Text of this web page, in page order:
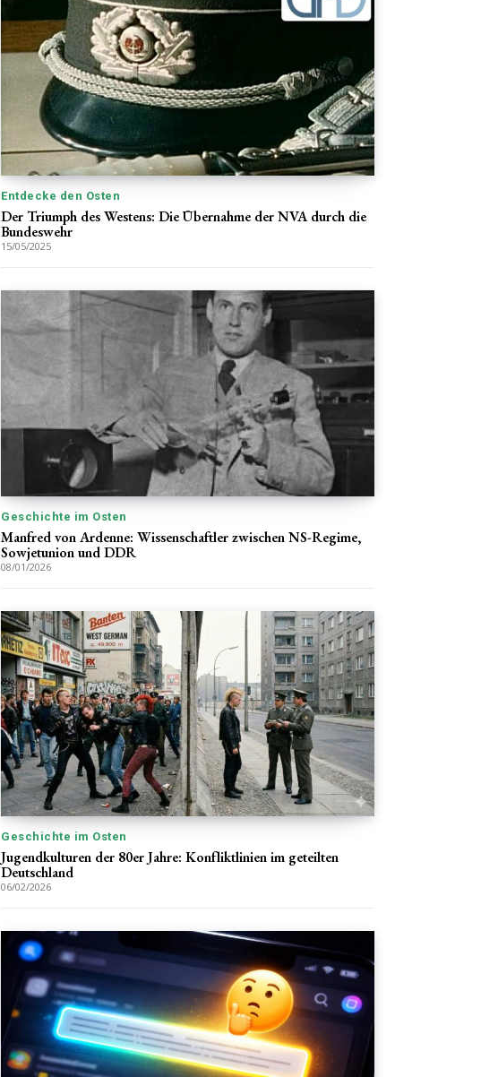
Entdecke den Osten
Der Triumph des Westens: Die Übernahme der NVA durch die
Bundeswehr
15/05/2025
Geschichte im Osten
Manfred von Ardenne: Wissenschaftler zwischen NS-Regime,
Sowjetunion und DDR
08/01/2026
Geschichte im Osten
Jugendkulturen der 80er Jahre: Konfliktlinien im geteilten
Deutschland
06/02/2026